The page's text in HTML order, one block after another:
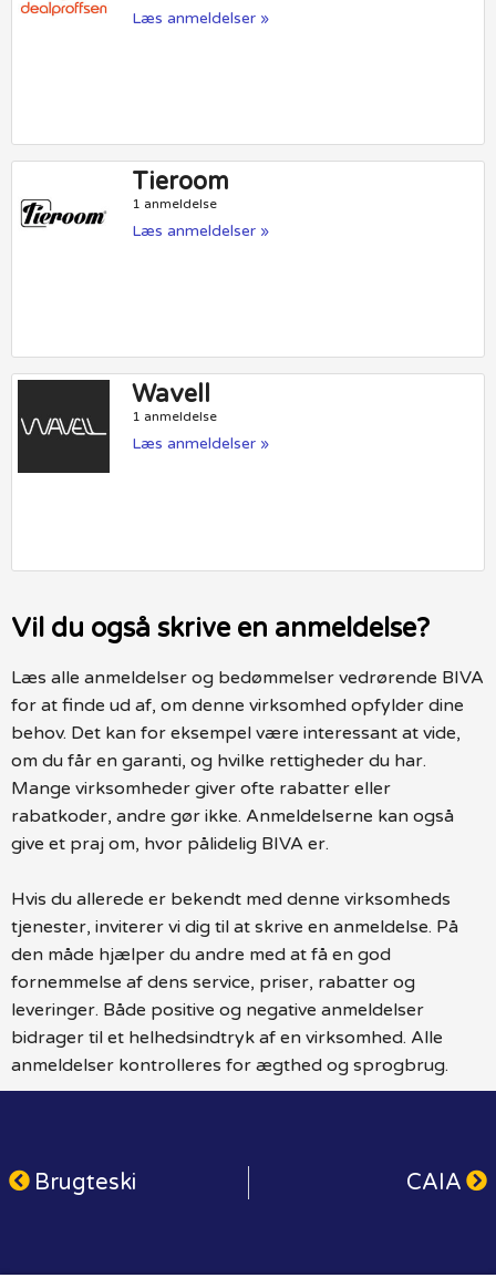
Læs anmeldelser »
Tieroom
1 anmeldelse
Læs anmeldelser »
Wavell
1 anmeldelse
Læs anmeldelser »
Vil du også skrive en anmeldelse?
Læs alle anmeldelser og bedømmelser vedrørende BIVA
for at finde ud af, om denne virksomhed opfylder dine
behov. Det kan for eksempel være interessant at vide,
om du får en garanti, og hvilke rettigheder du har.
Mange virksomheder giver ofte rabatter eller
rabatkoder, andre gør ikke. Anmeldelserne kan også
give et praj om, hvor pålidelig BIVA er.
Hvis du allerede er bekendt med denne virksomheds
tjenester, inviterer vi dig til at skrive en anmeldelse. På
den måde hjælper du andre med at få en god
fornemmelse af dens service, priser, rabatter og
leveringer. Både positive og negative anmeldelser
bidrager til et helhedsindtryk af en virksomhed. Alle
anmeldelser kontrolleres for ægthed og sprogbrug.
Brugteski CAIA